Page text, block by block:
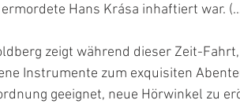
Hans Krása inhaftiert war.
zeigt während dieser Zeit-
Instrumente zum exquisiten
geeignet, neue Hörwinkel zu